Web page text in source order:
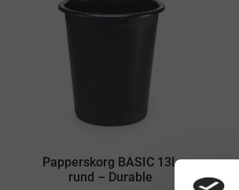
​Papperskorg BASIC 13L
rund – Durable